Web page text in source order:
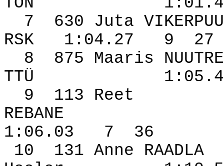
7
630 Juta VIKERPUU
RSK
1:04.27 9
27
8
875 Maaris NUUTRE
TTÜ
9
113 Reet
REBANE
1:06.03
7
36
10
131 Anne RAADLA